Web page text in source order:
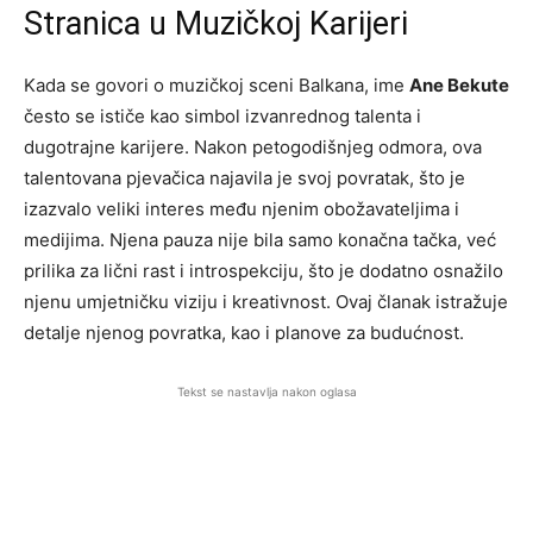
Stranica u Muzičkoj Karijeri
Kada se govori o muzičkoj sceni Balkana, ime Ane Bekute
često se ističe kao simbol izvanrednog talenta i
dugotrajne karijere. Nakon petogodišnjeg odmora, ova
talentovana pjevačica najavila je svoj povratak, što je
izazvalo veliki interes među njenim obožavateljima i
medijima. Njena pauza nije bila samo konačna tačka, već
prilika za lični rast i introspekciju, što je dodatno osnažilo
njenu umjetničku viziju i kreativnost. Ovaj članak istražuje
detalje njenog povratka, kao i planove za budućnost.
Tekst se nastavlja nakon oglasa